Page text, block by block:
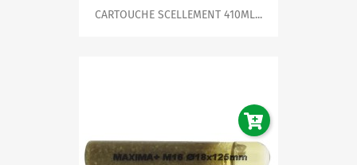
CARTOUCHE SCELLEMENT 410ML...